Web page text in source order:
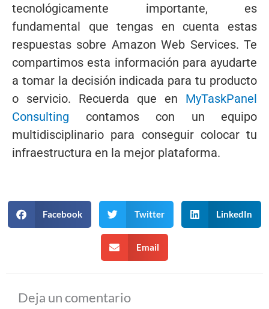
tecnológicamente importante, es
fundamental que tengas en cuenta estas
respuestas sobre Amazon Web Services. Te
compartimos esta información para ayudarte
a tomar la decisión indicada para tu producto
o servicio. Recuerda que en MyTaskPanel
Consulting contamos con un equipo
multidisciplinario para conseguir colocar tu
infraestructura en la mejor plataforma.
Facebook Twitter LinkedIn
Email
Deja un comentario